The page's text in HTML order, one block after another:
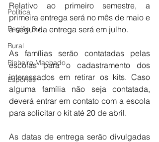
Política
Região Sul
Rural
Pinheiro Machado
Esportes
Relativo ao primeiro semestre, a
primeira entrega será no mês de maio e
a segunda entrega será em julho.
As famílias serão contatadas pelas
escolas para o cadastramento dos
interessados em retirar os kits. Caso
alguma família não seja contatada,
deverá entrar em contato com a escola
para solicitar o kit até 20 de abril.
As datas de entrega serão divulgadas